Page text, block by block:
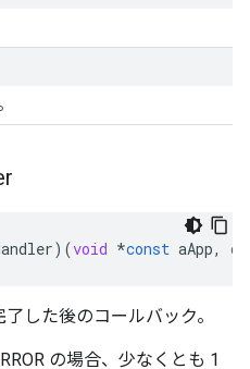
)(void *const aApp,
した後のコールバック。
の場合、少なくとも 1